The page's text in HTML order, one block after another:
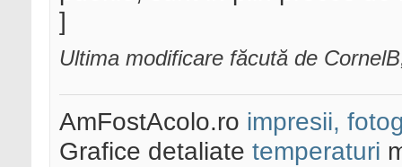
]
Ultima modificare făcută de
AmFostAcolo.ro impresii,
Grafice detaliate temperaturi